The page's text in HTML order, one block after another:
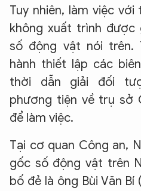
Tuy nhiên, làm việc
không xuất trình được
số động vật nói trên.
hành thiết lập các
thời dẫn giải đối
phương tiện về trụ sở
để làm việc.
Tại cơ quan Công an,
gốc số động vật trên
bố đẻ là ông Bùi Văn Bí